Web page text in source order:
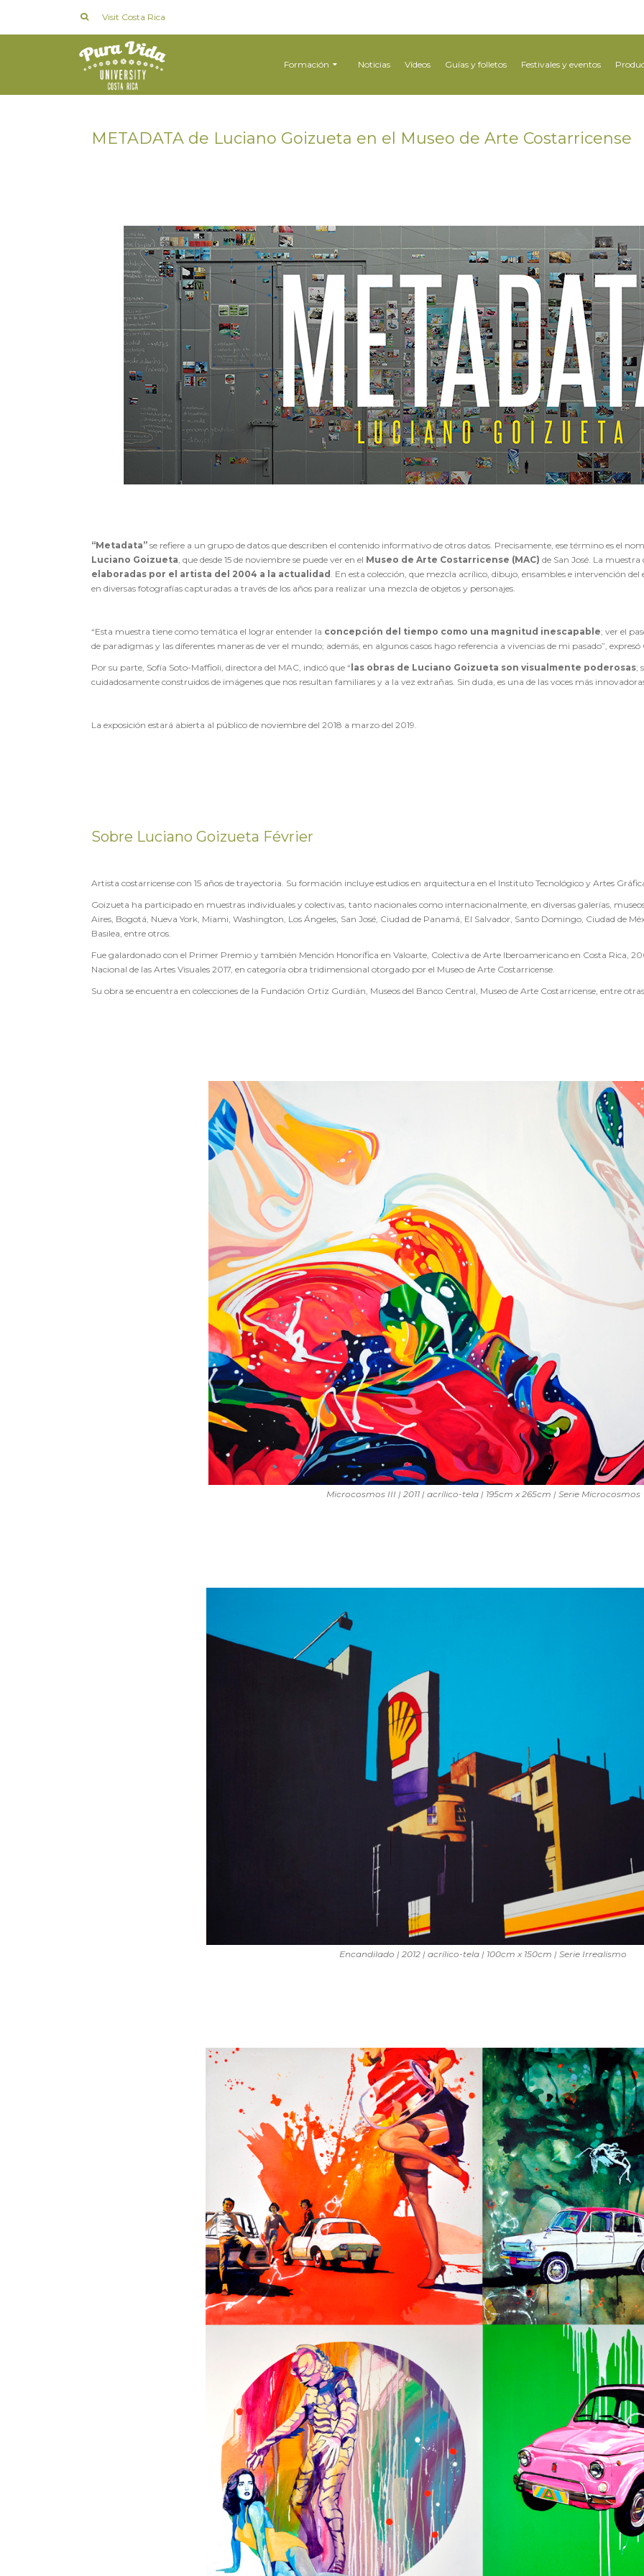
Visit Costa Rica
Formación Noticias Vídeos Guías y folletos Festivales y eventos
METADATA de Luciano Goizueta en el Museo de Arte Costarricense
“Metadata” se refiere a un grupo de datos que describen el contenido informativo de otros datos. Precisamente, ese término es el
Luciano Goizueta, que desde 15 de noviembre se puede ver en el Museo de Arte Costarricense (MAC) de San José. La
elaboradas por el artista del 2004 a la actualidad . En esta colección, que mezcla acrílico, dibujo, ensambles e intervención
en diversas fotografías capturadas a través de los años para realizar una mezcla de objetos y personajes.
“Esta muestra tiene como temática el lograr entender la concepción del tiempo como una magnitud inescapable; ver el
de paradigmas y las diferentes maneras de ver el mundo; además, en algunos casos hago referencia a vivencias de mi pasado”,
Por su parte, Sofía Soto-Maffioli, directora del MAC, indicó que “ las obras de Luciano Goizueta son visualmente poderosas;
cuidadosamente construidos de imágenes que nos resultan familiares y a la vez extrañas. Sin duda, es una de las voces más
La exposición estará abierta al público de noviembre del 2018 a marzo del 2019.
Sobre Luciano Goizueta Février
Artista costarricense con 15 años de trayectoria. Su formación incluye estudios en arquitectura en el Instituto Tecnológico y Artes
Goizueta ha participado en muestras individuales y colectivas, tanto nacionales como internacionalmente, en diversas galerías,
Aires, Bogotá, Nueva York, Miami, Washington, Los Ángeles, San José, Ciudad de Panamá, El Salvador, Santo Domingo, Ciudad de
Basilea, entre otros.
Fue galardonado con el Primer Premio y también Mención Honorífica en Valoarte, Colectiva de Arte Iberoamericano en Costa Rica,
Nacional de las Artes Visuales 2017, en categoría obra tridimensional otorgado por el Museo de Arte Costarricense.
Su obra se encuentra en colecciones de la Fundación Ortiz Gurdián, Museos del Banco Central, Museo de Arte Costarricense, entre
Microcosmos III | 2011 | acrílico-tela | 195cm x 265cm | Serie Microcosmos
Encandilado | 2012 | acrílico-tela | 100cm x 150cm | Serie Irrealismo